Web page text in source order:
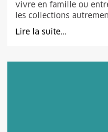
vivre en famille ou
les collections
Lire la suite...